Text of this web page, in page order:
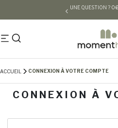
UNE QUESTION ?
ACCUEIL CONNEXION À VOTRE COMPTE
CONNEXION À